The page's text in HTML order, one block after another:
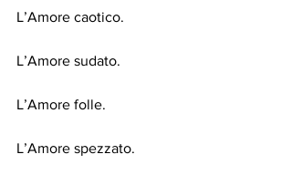
L’Amore caotico.
L’Amore sudato.
L’Amore folle.
L’Amore spezzato.